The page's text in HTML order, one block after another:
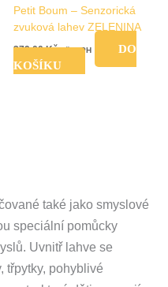
Petit Boum – Senzorická
zvuková lahev ZELENINA
379,00Kč vč. DPH
DO
KOŠÍKU
také jako smyslové
speciální pomůcky
Uvnitř lahve se
třpytky, pohyblivé